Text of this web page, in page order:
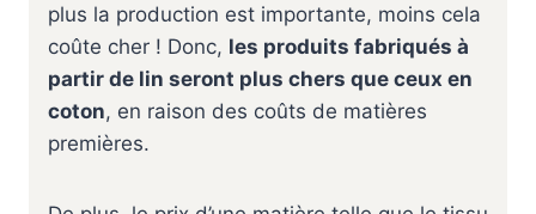
plus la production est importante, moins cela
coûte cher ! Donc, les produits fabriqués à
partir de lin seront plus chers que ceux en
coton, en raison des coûts de matières
premières.